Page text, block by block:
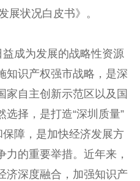
展状况白皮书》。
成为发展的战略性资源
知识产权强市战略，是深
家自主创新示范区以及国
择，是打造“深圳质量”
保障，是加快经济发展方
的重要举措。近年来，
济深度融合，加强知识产